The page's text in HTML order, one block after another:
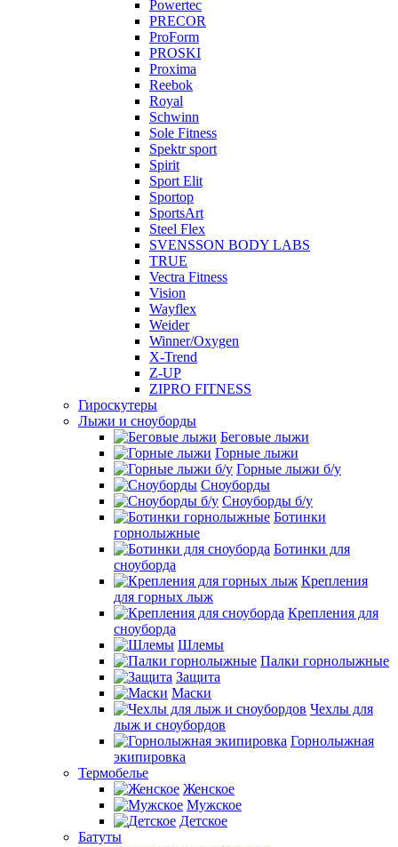
Powertec
PRECOR
ProForm
PROSKI
Proxima
Reebok
Royal
Schwinn
Sole Fitness
Spektr sport
Spirit
Sport Elit
Sportop
SportsArt
Steel Flex
SVENSSON BODY LABS
TRUE
Vectra Fitness
Vision
Wayflex
Weider
Winner/Oxygen
X-Trend
Z-UP
ZIPRO FITNESS
Гироскутеры
Лыжи и сноуборды
Беговые лыжи
Горные лыжи
Горные лыжи б/у
Сноуборды
Сноуборды б/у
Ботинки
горнолыжные
Ботинки для
сноуборда
Крепления
для горных лыж
Крепления для
сноуборда
Шлемы
Палки горнолыжные
Защита
Маски
Чехлы для
лыж и сноубордов
Горнолыжная
экипировка
Термобелье
Женское
Мужское
Детское
Батуты